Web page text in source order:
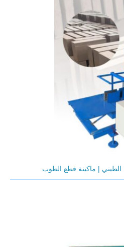
الطيني | ماكينة قطع الطوب